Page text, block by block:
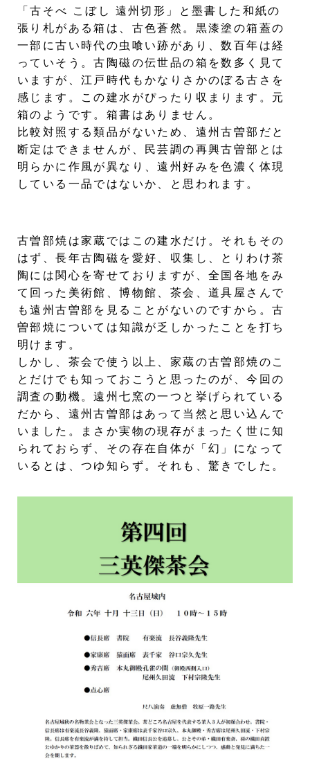
「古そべ こぼし 遠州切形」と墨書した和紙の
張り札がある箱は、古色蒼然。黒漆塗の箱蓋の
一部に古い時代の虫喰い跡があり、数百年は経
っていそう。古陶磁の伝世品の箱を数多く見て
いますが、江戸時代もかなりさかのぼる古さを
感じます。この建水がぴったり収まります。元
箱のようです。箱書はありません。
比較対照する類品がないため、遠州古曽部だと
断定はできませんが、民芸調の再興古曽部とは
明らかに作風が異なり、遠州好みを色濃く体現
している一品ではないか、と思われます。
古曽部焼は家蔵ではこの建水だけ。それもその
はず、長年古陶磁を愛好、収集し、とりわけ茶
陶には関心を寄せておりますが、全国各地をみ
て回った美術館、博物館、茶会、道具屋さんで
も遠州古曽部を見ることがないのですから。古
曽部焼については知識が乏しかったことを打ち
明けます。
しかし、茶会で使う以上、家蔵の古曽部焼のこ
とだけでも知っておこうと思ったのが、今回の
調査の動機。遠州七窯の一つと挙げられている
だから、遠州古曽部はあって当然と思い込んで
いました。まさか実物の現存がまったく世に知
られておらず、その存在自体が「幻」になって
いるとは、つゆ知らず。それも、驚きでした。